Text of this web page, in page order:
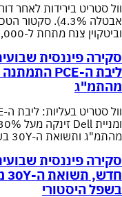
וביטקוין צנח מתחת ל-60,000 דולר.
מהתמ"ג
מהתמ"ג ותשואת ה-30Y בשיא מאז 2007.
בשפל היסטורי